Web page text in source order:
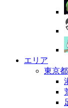
エリア
東京都